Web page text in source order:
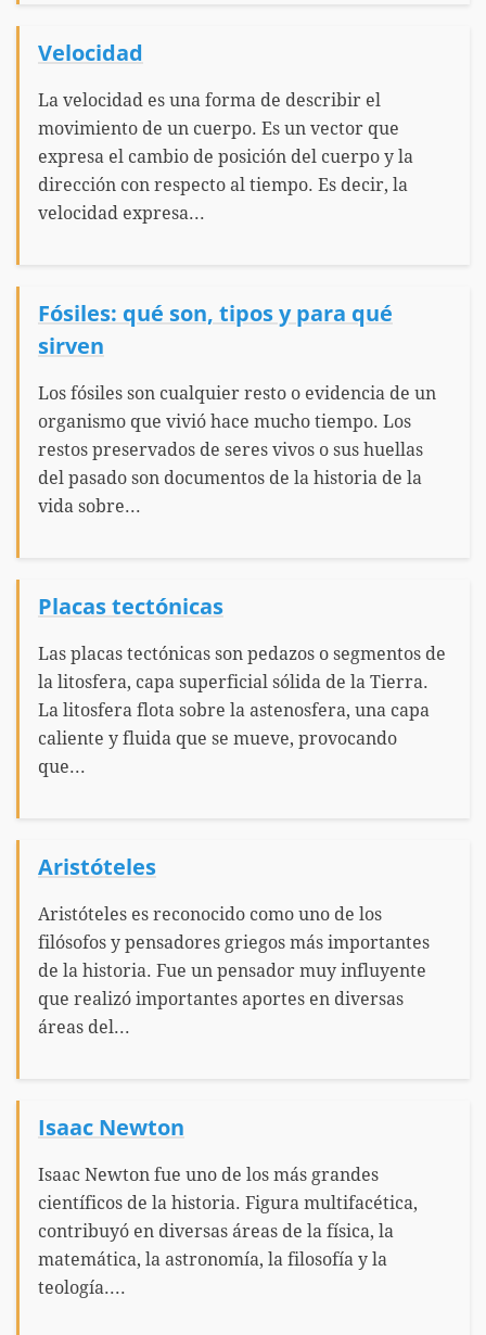
Velocidad
La velocidad es una forma de describir el
movimiento de un cuerpo. Es un vector que
expresa el cambio de posición del cuerpo y la
dirección con respecto al tiempo. Es decir, la
velocidad expresa...
Fósiles: qué son, tipos y para qué
sirven
Los fósiles son cualquier resto o evidencia de un
organismo que vivió hace mucho tiempo. Los
restos preservados de seres vivos o sus huellas
del pasado son documentos de la historia de la
vida sobre...
Placas tectónicas
Las placas tectónicas son pedazos o segmentos de
la litosfera, capa superficial sólida de la Tierra.
La litosfera flota sobre la astenosfera, una capa
caliente y fluida que se mueve, provocando
que...
Aristóteles
Aristóteles es reconocido como uno de los
filósofos y pensadores griegos más importantes
de la historia. Fue un pensador muy influyente
que realizó importantes aportes en diversas
áreas del...
Isaac Newton
Isaac Newton fue uno de los más grandes
científicos de la historia. Figura multifacética,
contribuyó en diversas áreas de la física, la
matemática, la astronomía, la filosofía y la
teología....